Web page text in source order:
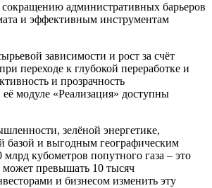
административных барьеров
и эффективным инструментам
зависимости и рост за счёт
переходе к глубокой переработке и
и прозрачность
модуле «Реализация» доступны
зелёной энергетике,
базой и выгодным географическим
кубометров попутного газа – это
может превышать 10 тысяч
и бизнесом изменить эту